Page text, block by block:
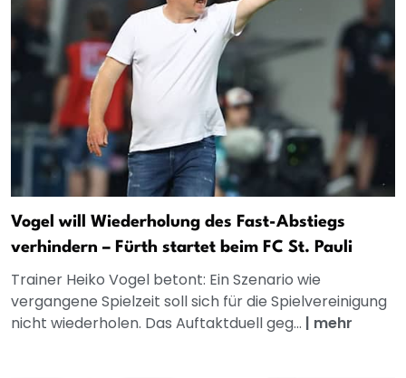
Vogel will Wiederholung des Fast-Abstiegs
verhindern – Fürth startet beim FC St. Pauli
Trainer Heiko Vogel betont: Ein Szenario wie
vergangene Spielzeit soll sich für die Spielvereinigung
nicht wiederholen. Das Auftaktduell geg... | mehr